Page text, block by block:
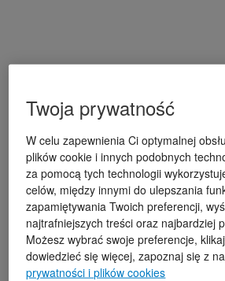
Twoja prywatność
W celu zapewnienia Ci optymalnej
plików cookie i innych podobnych
za pomocą tych technologii
celów, między innymi do ulepszania
zapamiętywania Twoich preferencji,
najtrafniejszych treści oraz najbardziej
Możesz wybrać swoje preferencje,
dowiedzieć się więcej, zapoznaj się z
prywatności i plików cookies